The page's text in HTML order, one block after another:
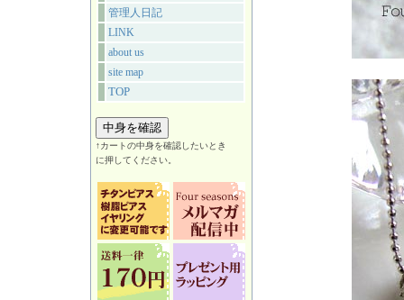
管理人日記
LINK
about us
site map
TOP
↑カートの中身を確認したいとき
に押してください。